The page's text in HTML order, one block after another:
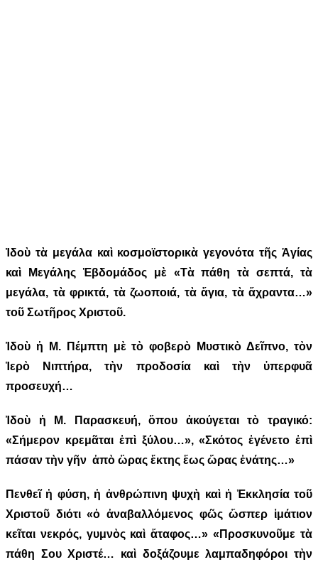
Ἰδοὺ τὰ μεγάλα καὶ κοσμοϊστορικὰ γεγονότα τῆς Ἁγίας
καὶ Μεγάλης Ἑβδομάδος μὲ «Τὰ πάθη τὰ σεπτά, τὰ
μεγάλα, τὰ φρικτά, τὰ ζωοποιά, τὰ ἅγια, τὰ ἄχραντα…»
τοῦ Σωτῆρος Χριστοῦ.
Ἰδοὺ ἡ Μ. Πέμπτη μὲ τὸ φοβερὸ Μυστικὸ Δεῖπνο, τὸν
Ἱερὸ Νιπτήρα, τὴν προδοσία καὶ τὴν ὑπερφυᾶ
προσευχή…
Ἰδοὺ ἡ Μ. Παρασκευή, ὅπου ἀκούγεται τὸ τραγικό:
«Σήμερον κρεμᾶται ἐπὶ ξύλου…», «Σκότος ἐγένετο ἐπὶ
πάσαν τὴν γῆν ἀπὸ ὥρας ἕκτης ἕως ὥρας ἐνάτης…»
Πενθεῖ ἡ φύση, ἡ ἀνθρώπινη ψυχὴ καὶ ἡ Ἐκκλησία τοῦ
Χριστοῦ διότι «ὁ ἀναβαλλόμενος φῶς ὥσπερ ἱμάτιον
κεῖται νεκρός, γυμνὸς καὶ ἄταφος…» «Προσκυνοῦμε τὰ
πάθη Σου Χριστέ… καὶ δοξάζουμε λαμπαδηφόροι τὴν